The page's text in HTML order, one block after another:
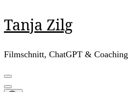
Skip
to
(Press
Enter)
Tanja Zilg
Filmschnitt, ChatGPT & Coaching